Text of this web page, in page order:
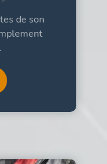
de son